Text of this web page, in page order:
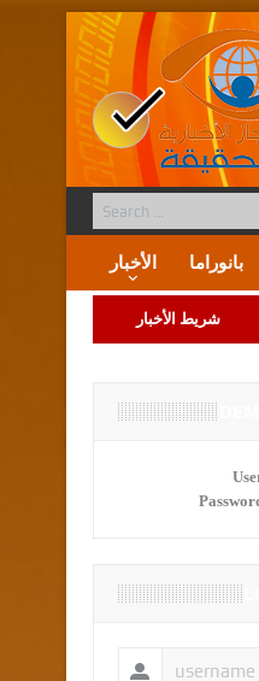
الأخبار بانوراما
شريط الأخبار